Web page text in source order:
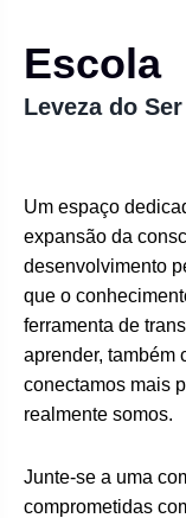
Escola
Leveza do Ser
Um espaço
expansão da
desenvolvimento
que o
ferramenta de
aprender, também
conectamos mais
realmente somos.
Junte-se a uma
comprometidas